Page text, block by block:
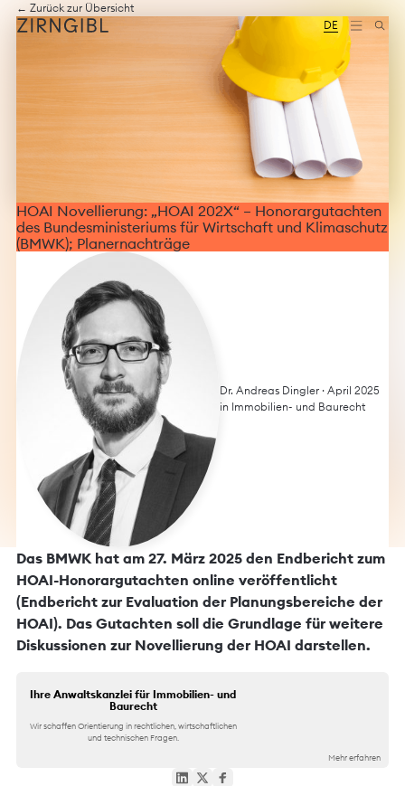
Zum
Inhalt
Diese
Website
Wirtschaftskanzlei,
wurde
Digitalbüro
Mokorana
technisch
umgesetzt
Webtechnologien
barrierefreien
DE
← Zurück zur Übersicht
HOAI Novellierung: „HOAI 202X“ – Honorargutachten
des Bundesministeriums für Wirtschaft und Klimaschutz
(BMWK); Planernachträge
Dr. Andreas Dingler · April 2025
in Immobilien- und Baurecht
Das BMWK hat am 27. März 2025 den Endbericht zum
HOAI-Honorargutachten online veröffentlicht
(Endbericht zur Evaluation der Planungsbereiche der
HOAI). Das Gutachten soll die Grundlage für weitere
Diskussionen zur Novellierung der HOAI darstellen.
Ihre Anwaltskanzlei für Immobilien- und
Baurecht
Wir schaffen Orientierung in rechtlichen, wirtschaftlichen
und technischen Fragen.
Mehr erfahren